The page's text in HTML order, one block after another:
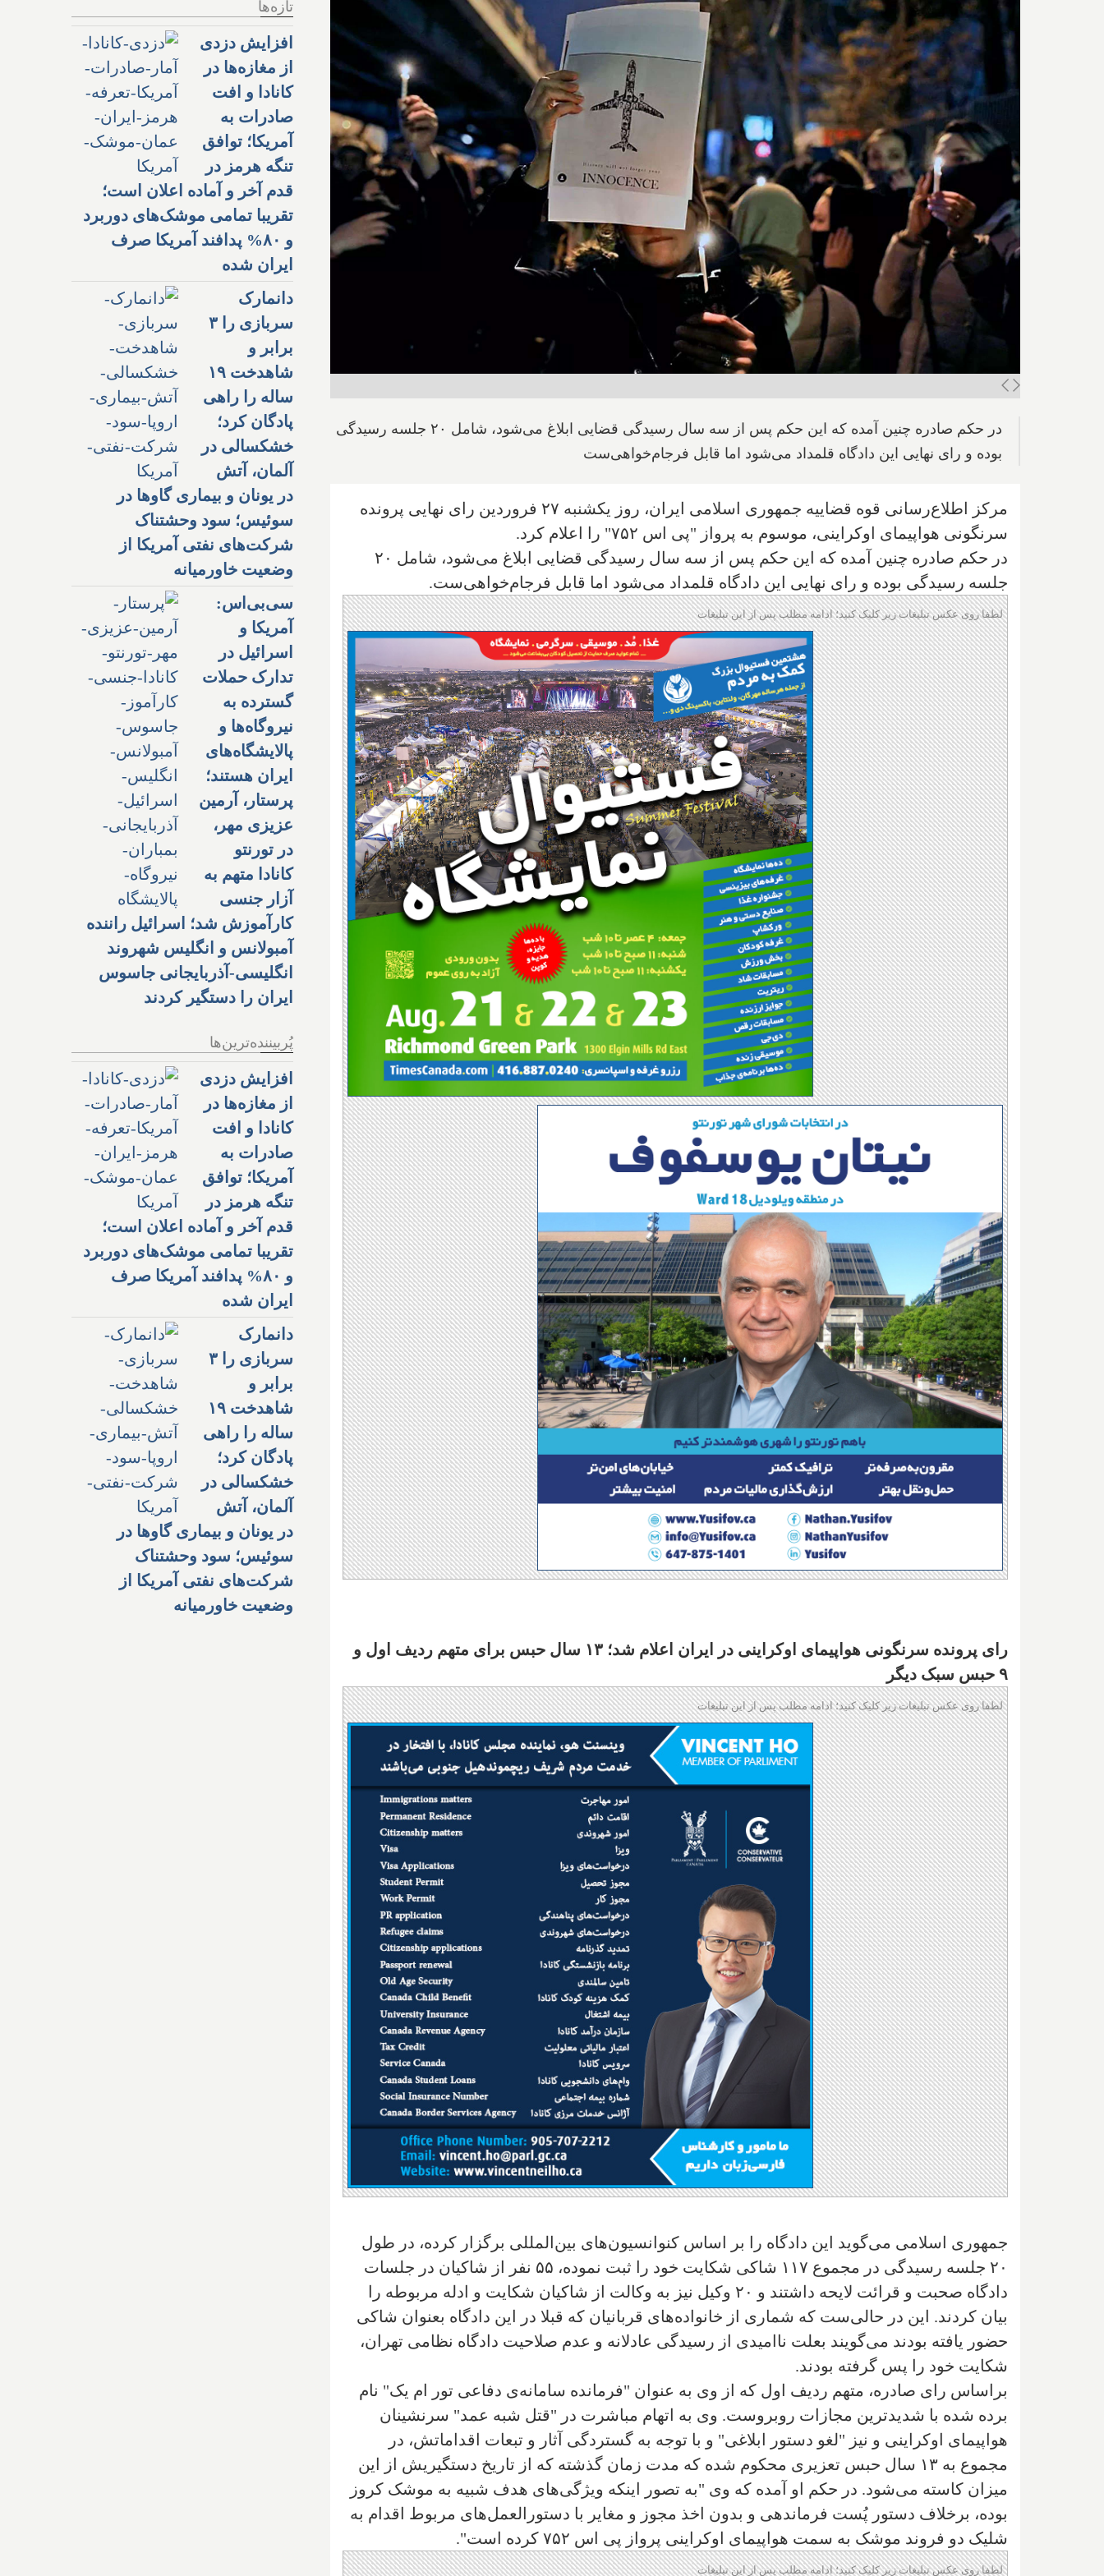
در حکم صادره چنین آمده که این حکم پس از سه سال رسیدگی قضایی ابلاغ می‌شود، شامل ۲۰ جلسه رسیدگی
بوده و رای نهایی این دادگاه قلمداد می‌شود اما قابل فرجام‌خواهی‌ست
مرکز اطلاع‌رسانی قوه قضاییه جمهوری اسلامی ایران، روز یکشنبه ۲۷ فروردین رای نهایی پرونده
سرنگونی هواپیمای اوکراینی، موسوم به پرواز "پی اس ۷۵۲" را اعلام کرد.
در حکم صادره چنین آمده که این حکم پس از سه سال رسیدگی قضایی ابلاغ می‌شود، شامل ۲۰
جلسه رسیدگی بوده و رای نهایی این دادگاه قلمداد می‌شود اما قابل فرجام‌خواهی‌ست.
لطفا روی عکس تبلیغات زیر کلیک کنید؛ ادامه مطلب پس از این تبلیغات
رای پرونده سرنگونی هواپیمای اوکراینی در ایران اعلام شد؛ ۱۳ سال حبس برای متهم ردیف اول و
۹ حبس سبک دیگر
لطفا روی عکس تبلیغات زیر کلیک کنید؛ ادامه مطلب پس از این تبلیغات
جمهوری اسلامی می‌گوید این دادگاه را بر اساس کنوانسیون‌های بین‌المللی برگزار کرده، در طول
۲۰ جلسه رسیدگی در مجموع ۱۱۷ شاکی شکایت خود را ثبت نموده، ۵۵ نفر از شاکیان در جلسات
دادگاه صحبت و قرائت لایحه داشتند و ۲۰ وکیل نیز به وکالت از شاکیان شکایت و ادله مربوطه را
بیان کردند. این در حالی‌ست که شماری از خانواده‌های قربانیان که قبلا در این دادگاه بعنوان شاکی
حضور یافته بودند می‌گویند بعلت ناامیدی از رسیدگی عادلانه و عدم صلاحیت دادگاه نظامی تهران،
شکایت خود را پس گرفته بودند.
براساس رای صادره، متهم ردیف اول که از وی به عنوان "فرمانده سامانه‌ی دفاعی تور ام یک" نام
برده شده با شدیدترین مجازات روبروست. وی به اتهام مباشرت در "قتل شبه عمد" سرنشینان
هواپیمای اوکراینی و نیز "لغو دستور ابلاغی" و با توجه به گستردگی آثار و تبعات اقداماتش، در
مجموع به ۱۳ سال حبس تعزیری محکوم شده که مدت زمان گذشته که از تاریخ دستگیریش از این
میزان کاسته می‌شود. در حکم او آمده که وی "به تصور اینکه ویژگی‌های هدف شبیه به موشک کروز
بوده، برخلاف دستور پُست فرماندهی و بدون اخذ مجوز و مغایر با دستورالعمل‌های مربوط اقدام به
شلیک دو فروند موشک به سمت هواپیمای اوکراینی پرواز پی اس ۷۵۲ کرده است".
لطفا روی عکس تبلیغات زیر کلیک کنید؛ ادامه مطلب پس از این تبلیغات
تازه‌ها
افزایش دزدی
از مغازه‌ها در
کانادا و افت
صادرات به
آمریکا؛ توافق
تنگه هرمز در
قدم آخر و آماده اعلان است؛
تقریبا تمامی موشک‌های دوربرد
و ۸۰% پدافند آمریکا صرف
ایران شده
دانمارک
سربازی را ۳
برابر و
شاهدخت ۱۹
ساله را راهی
پادگان کرد؛
خشکسالی در
آلمان، آتش
در یونان و بیماری گاوها در
سوئیس؛ سود وحشتناک
شرکت‌های نفتی آمریکا از
وضعیت خاورمیانه
سی‌بی‌اس:
آمریکا و
اسرائیل در
تدارک حملات
گسترده به
نیروگاه‌ها و
پالایشگاه‌های
ایران هستند؛
پرستار، آرمین
عزیزی مهر،
در تورنتو
کانادا متهم به
آزار جنسی
کارآموزش شد؛ اسرائیل راننده
آمبولانس و انگلیس شهروند
انگلیسی-آذربایجانی جاسوس
ایران را دستگیر کردند
پُربیننده‌ترین‌ها
افزایش دزدی
از مغازه‌ها در
کانادا و افت
صادرات به
آمریکا؛ توافق
تنگه هرمز در
قدم آخر و آماده اعلان است؛
تقریبا تمامی موشک‌های دوربرد
و ۸۰% پدافند آمریکا صرف
ایران شده
دانمارک
سربازی را ۳
برابر و
شاهدخت ۱۹
ساله را راهی
پادگان کرد؛
خشکسالی در
آلمان، آتش
در یونان و بیماری گاوها در
سوئیس؛ سود وحشتناک
شرکت‌های نفتی آمریکا از
وضعیت خاورمیانه